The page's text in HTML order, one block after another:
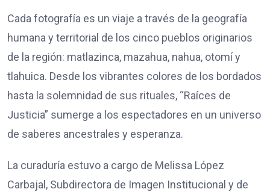
Cada fotografía es un viaje a través de la geografía
humana y territorial de los cinco pueblos originarios
de la región: matlazinca, mazahua, nahua, otomí y
tlahuica. Desde los vibrantes colores de los bordados
hasta la solemnidad de sus rituales, “Raíces de
Justicia” sumerge a los espectadores en un universo
de saberes ancestrales y esperanza.
La curaduría estuvo a cargo de Melissa López
Carbajal, Subdirectora de Imagen Institucional y de